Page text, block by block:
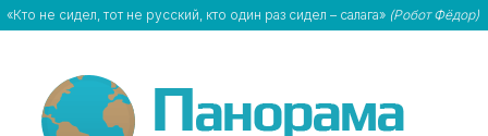
«Кто не сидел, тот не русский, кто один раз сидел – салага» (Робот Фёдор)